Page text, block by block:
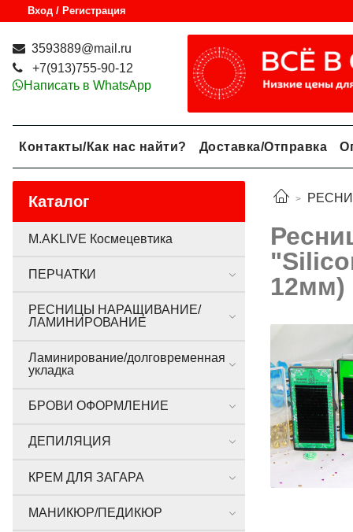
Вход / Регистрация
3593889@mail.ru
+7(913)755-90-12
Написать в WhatsApp
Контакты/Как нас найти? Доставка/Отправка
12мм)
Каталог
M.AKLIVE Космецевтика
ПЕРЧАТКИ
РЕСНИЦЫ НАРАЩИВАНИЕ/
ЛАМИНИРОВАНИЕ
Ламинирование/долговременная
укладка
БРОВИ ОФОРМЛЕНИЕ
ДЕПИЛЯЦИЯ
КРЕМ ДЛЯ ЗАГАРА
МАНИКЮР/ПЕДИКЮР